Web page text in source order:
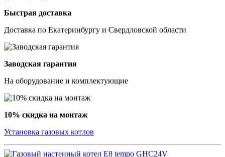
Быстрая доставка
Доставка по Екатеринбургу и Свердловской области
Заводская гарантия
На оборудование и комплектующие
10% скидка на монтаж
Установка газовых котлов